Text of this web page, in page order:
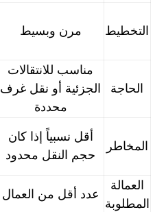
التخطيط مرن وبسيط
الحاجة
مناسب للانتقالات
الجزئية أو نقل غرف
محددة
المخاطر
أقل نسبياً إذا كان
حجم النقل محدود
العمالة
المطلوبة
عدد أقل من العمال